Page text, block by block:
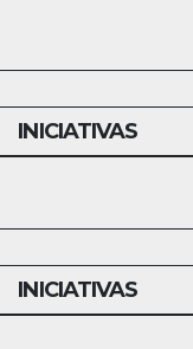
INICIATIVAS
INICIATIVAS